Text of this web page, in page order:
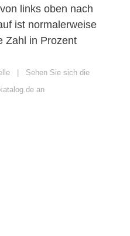
links oben nach
ist normalerweise
Zahl in Prozent
Sehen Sie sich die
an